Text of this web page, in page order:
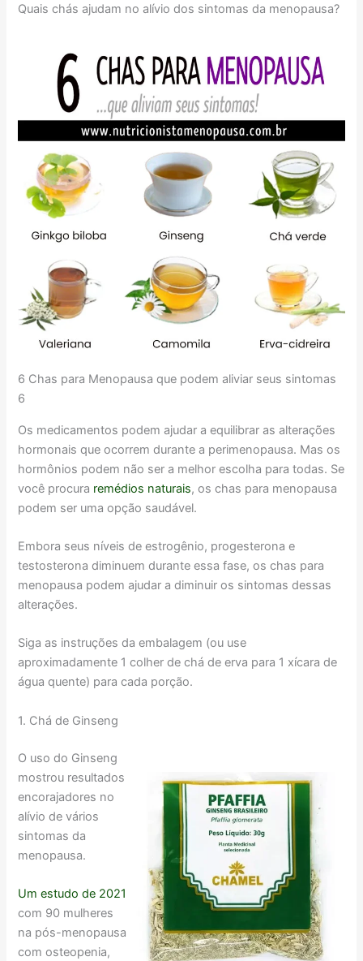
Quais chás ajudam no alívio dos sintomas da menopausa?
6 Chas para Menopausa que podem aliviar seus sintomas
6
Os medicamentos podem ajudar a equilibrar as alterações
hormonais que ocorrem durante a perimenopausa. Mas os
hormônios podem não ser a melhor escolha para todas. Se
você procura remédios naturais, os chas para menopausa
podem ser uma opção saudável.
Embora seus níveis de estrogênio, progesterona e
testosterona diminuem durante essa fase, os chas para
menopausa podem ajudar a diminuir os sintomas dessas
alterações.
Siga as instruções da embalagem (ou use
aproximadamente 1 colher de chá de erva para 1 xícara de
água quente) para cada porção.
1. Chá de Ginseng
O uso do Ginseng
mostrou resultados
encorajadores no
alívio de vários
sintomas da
menopausa.
Um estudo de 2021
com 90 mulheres
na pós-menopausa
com osteopenia,